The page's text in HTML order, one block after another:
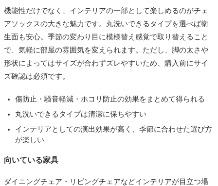
機能性だけでなく、インテリアの一部として楽しめるのがチェ
アソックスの大きな魅力です。丸洗いできるタイプを選べば衛
生面も安心。季節の変わり目に模様替え感覚で取り替えること
で、気軽に部屋の雰囲気を変えられます。ただし、脚の太さや
形状によってはサイズが合わずズレやすいため、購入前にサイ
ズ確認は必須です。
傷防止・騒音軽減・ホコリ防止の効果をまとめて得られる
丸洗いできるタイプは清潔に保ちやすい
インテリアとしての演出効果が高く、季節に合わせた選び方
が楽しい
向いている家具
ダイニングチェア・リビングチェアなどインテリアが目立つ場